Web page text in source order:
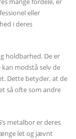
eller
i deres
holdbarhed. De er
modstå selv de
Dette betyder, at de
så ofte som andre
metalbor er deres
let og jævnt